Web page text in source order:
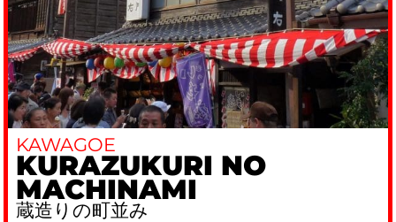
KAWAGOE
KURAZUKURI NO
MACHINAMI
蔵造りの町並み